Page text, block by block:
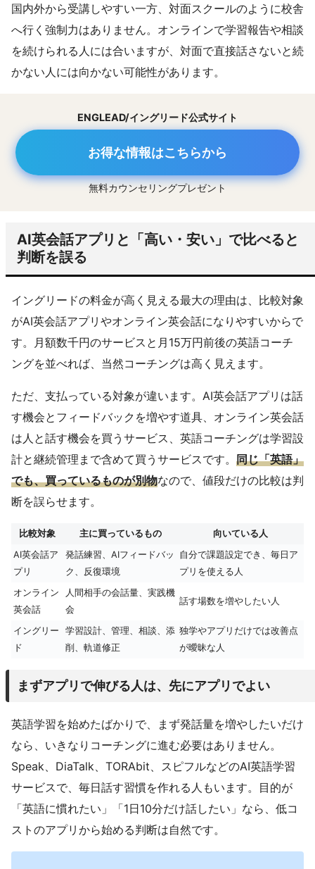
国内外から受講しやすい一方、対面スクールのように校舎
へ行く強制力はありません。オンラインで学習報告や相談
を続けられる人には合いますが、対面で直接話さないと続
かない人には向かない可能性があります。
ENGLEAD/イングリード公式サイト
お得な情報はこちらから
無料カウンセリングプレゼント
AI英会話アプリと「高い・安い」で比べると
判断を誤る
イングリードの料金が高く見える最大の理由は、比較対象
がAI英会話アプリやオンライン英会話になりやすいからで
す。月額数千円のサービスと月15万円前後の英語コーチ
ングを並べれば、当然コーチングは高く見えます。
ただ、支払っている対象が違います。AI英会話アプリは話
す機会とフィードバックを増やす道具、オンライン英会話
は人と話す機会を買うサービス、英語コーチングは学習設
計と継続管理まで含めて買うサービスです。 同じ「英語」
でも、買っているものが別物なので、値段だけの比較は判
断を誤らせます。
比較対象 主に買っているもの
向いている人
AI英会話ア
プリ
発話練習、AIフィードバッ
ク、反復環境
自分で課題設定でき、毎日ア
プリを使える人
オンライン
英会話
人間相手の会話量、実践機
会
話す場数を増やしたい人
イングリー
ド
学習設計、管理、相談、添
削、軌道修正
独学やアプリだけでは改善点
が曖昧な人
まずアプリで伸びる人は、先にアプリでよい
英語学習を始めたばかりで、まず発話量を増やしたいだけ
なら、いきなりコーチングに進む必要はありません。
Speak、DiaTalk、TORAbit、スピフルなどのAI英語学習
サービスで、毎日話す習慣を作れる人もいます。目的が
「英語に慣れたい」「1日10分だけ話したい」なら、低コ
ストのアプリから始める判断は自然です。